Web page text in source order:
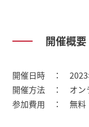
開催概要
開催日時 ： 2023
開催方法 ： オン
参加費用 ： 無料